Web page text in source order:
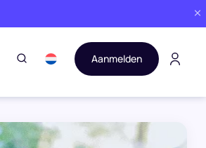
Aanmelden